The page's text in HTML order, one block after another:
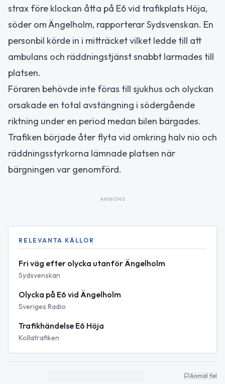
strax före klockan åtta på E6 vid trafikplats Höja,
söder om Ängelholm, rapporterar Sydsvenskan. En
personbil körde in i mitträcket vilket ledde till att
ambulans och räddningstjänst snabbt larmades till
platsen.
Föraren behövde inte föras till sjukhus och olyckan
orsakade en total avstängning i södergående
riktning under en period medan bilen bärgades.
Trafiken började åter flyta vid omkring halv nio och
räddningsstyrkorna lämnade platsen när
bärgningen var genomförd.
ANNONS
RELEVANTA KÄLLOR
Fri väg efter olycka utanför Ängelholm
Sydsvenskan
Olycka på E6 vid Ängelholm
Sveriges Radio
Trafikhändelse E6 Höja
Kollatrafiken
Anmäl fel